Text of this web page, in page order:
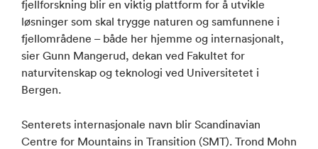
fjellforskning blir en viktig plattform for å utvikle
løsninger som skal trygge naturen og samfunnene i
fjellområdene – både her hjemme og internasjonalt,
sier Gunn Mangerud, dekan ved Fakultet for
naturvitenskap og teknologi ved Universitetet i
Bergen.
Senterets internasjonale navn blir Scandinavian
Centre for Mountains in Transition (SMT). Trond Mohn